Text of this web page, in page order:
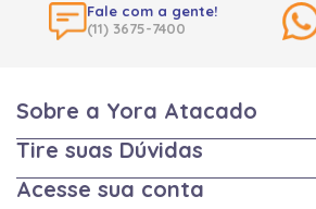
Fale com a gente!
(11) 3675-7400
Sobre a Yora Atacado
Tire suas Dúvidas
Acesse sua conta